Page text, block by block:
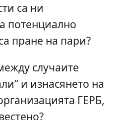
са ни
потенциално
пране на пари?
случаите
и изнасянето на
ГЕРБ,